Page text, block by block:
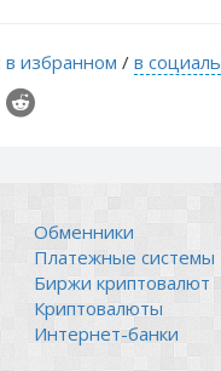
в избранном / в
Обменники
Платежные системы
Биржи криптовалют
Криптовалюты
Интернет-банки